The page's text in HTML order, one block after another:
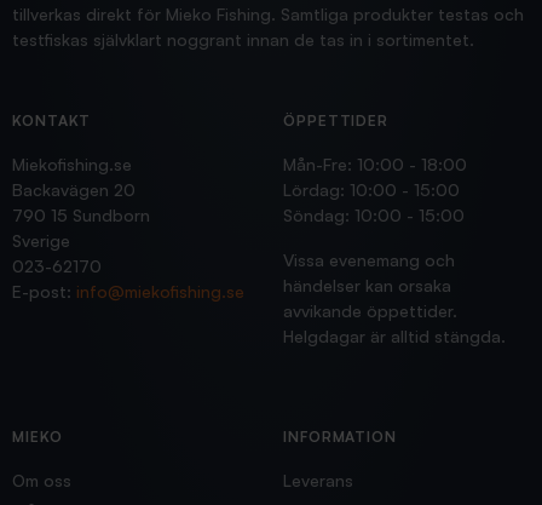
tillverkas direkt för Mieko Fishing. Samtliga produkter testas och
testfiskas självklart noggrant innan de tas in i sortimentet.
KONTAKT
Miekofishing.se
Backavägen 20
790 15 Sundborn
Sverige
023-62170
E-post: info@miekofishing.se
ÖPPETTIDER
Mån-Fre: 10:00 - 18:00
Lördag: 10:00 - 15:00
Söndag: 10:00 - 15:00
Vissa evenemang och
händelser kan orsaka
avvikande öppettider.
Helgdagar är alltid stängda.
MIEKO
Om oss
INFORMATION
Leverans